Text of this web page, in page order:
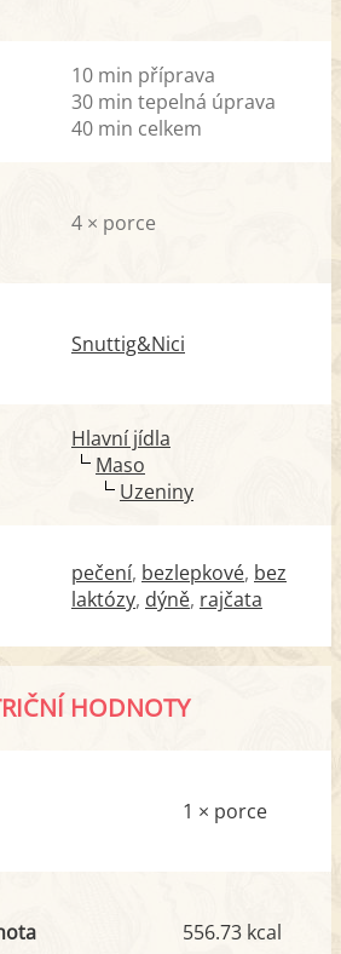
10 min příprava
30 min tepelná úprava
40 min celkem
4 × porce
Snuttig&Nici
Hlavní jídla
Maso
Uzeniny
pečení bezlepkové bez
laktózy dýně rajčata
HODNOTY
1 × porce
556.73 kcal